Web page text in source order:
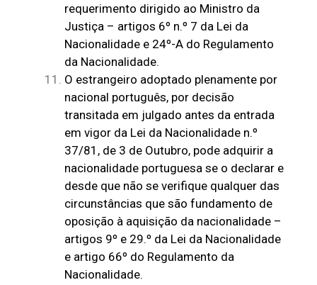
requerimento dirigido ao Ministro da
Justiça – artigos 6º n.º 7 da Lei da
Nacionalidade e 24º-A do Regulamento
da Nacionalidade.
O estrangeiro adoptado plenamente por
nacional português, por decisão
transitada em julgado antes da entrada
em vigor da Lei da Nacionalidade n.º
37/81, de 3 de Outubro, pode adquirir a
nacionalidade portuguesa se o declarar e
desde que não se verifique qualquer das
circunstâncias que são fundamento de
oposição à aquisição da nacionalidade –
artigos 9º e 29.º da Lei da Nacionalidade
e artigo 66º do Regulamento da
Nacionalidade.